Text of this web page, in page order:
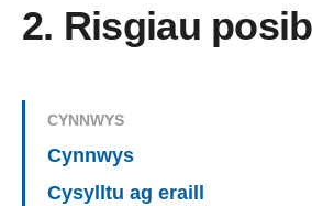
2. Risgiau posib
CYNNWYS
Cynnwys
Cysylltu ag eraill